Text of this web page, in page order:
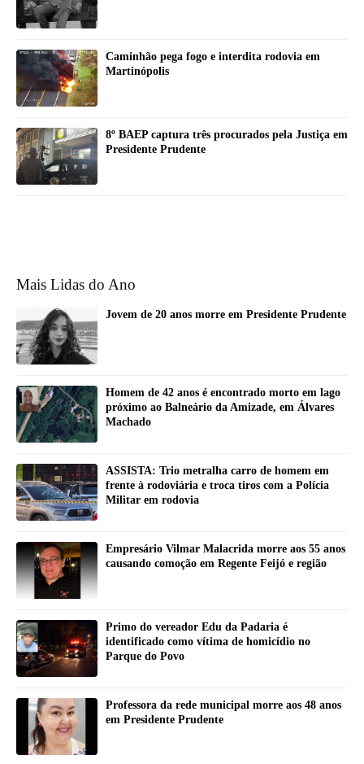
Caminhão pega fogo e interdita rodovia em
Martinópolis
8º BAEP captura três procurados pela Justiça em
Presidente Prudente
Mais Lidas do Ano
Jovem de 20 anos morre em Presidente Prudente
Homem de 42 anos é encontrado morto em lago
próximo ao Balneário da Amizade, em Álvares
Machado
ASSISTA: Trio metralha carro de homem em
frente à rodoviária e troca tiros com a Polícia
Militar em rodovia
Empresário Vilmar Malacrida morre aos 55 anos
causando comoção em Regente Feijó e região
Primo do vereador Edu da Padaria é
identificado como vítima de homicídio no
Parque do Povo
Professora da rede municipal morre aos 48 anos
em Presidente Prudente